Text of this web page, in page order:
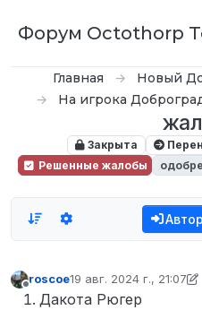
Форум Octothorp
Главная Новый
На игрока
Закрыта
Решенные жалобы
Не в сети
roscoe19 авг. 2024 г., 21:07
отредактировано D0n
Дакота Рюгер